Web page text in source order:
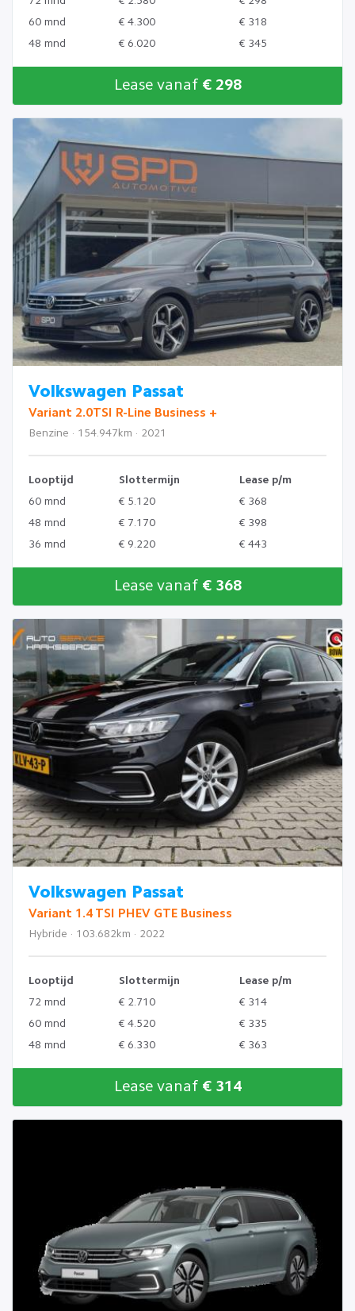
60 mnd
€ 4.300
€ 318
48 mnd
€ 6.020 € 345
Lease vanaf € 298
Volkswagen Passat
Variant 2.0TSI R-Line Business +
Benzine · 154.947km · 2021
Looptijd Slottermijn
Lease p/m
60 mnd
€ 5.120
€ 368
48 mnd
€ 7.170
€ 398
36 mnd
€ 9.220 € 443
Lease vanaf € 368
Volkswagen Passat
Variant 1.4 TSI PHEV GTE Business
Hybride · 103.682km · 2022
Looptijd Slottermijn
Lease p/m
72 mnd
€ 2.710
€ 314
60 mnd
€ 4.520
€ 335
48 mnd
€ 6.330 € 363
Lease vanaf € 314